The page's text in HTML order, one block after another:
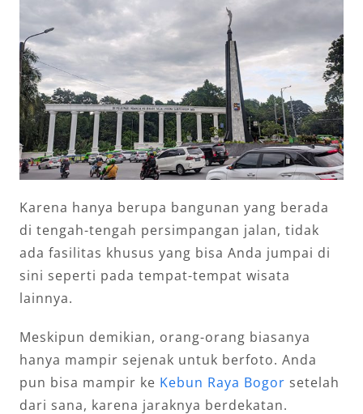
Karena hanya berupa bangunan yang berada
di tengah-tengah persimpangan jalan, tidak
ada fasilitas khusus yang bisa Anda jumpai di
sini seperti pada tempat-tempat wisata
lainnya.
Meskipun demikian, orang-orang biasanya
hanya mampir sejenak untuk berfoto. Anda
pun bisa mampir ke Kebun Raya Bogor setelah
dari sana, karena jaraknya berdekatan.